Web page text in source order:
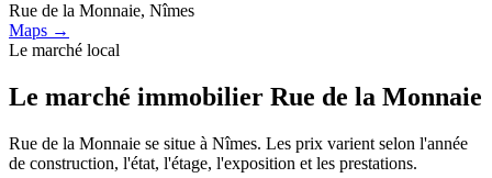
Rue de la Monnaie, Nîmes
Maps →
Le marché local
Le marché immobilier Rue de la Monnaie
Rue de la Monnaie se situe à Nîmes. Les prix varient selon l'année
de construction, l'état, l'étage, l'exposition et les prestations.